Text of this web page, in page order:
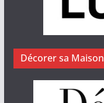
Décorer sa Maison